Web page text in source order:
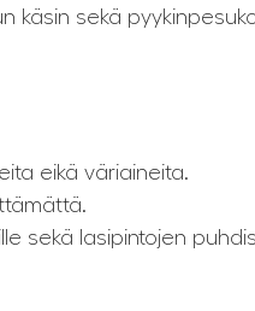
käsin sekä
eikä väriaineita.
sekä lasipintojen